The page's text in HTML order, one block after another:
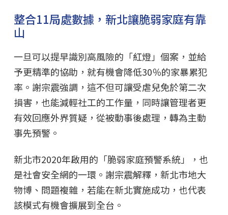
整合11局處數據，新北讓脆弱家庭有靠
山
一旦可以提早識別高風險的「紅燈」個案，並給
予更精準的協助，就有機會降低30％的家暴累犯
率。謝宗震強調，這不但可讓受虐兒免於第二次
損害，也能減輕社工的工作量，同時讓管理者更
有效回應外界質疑，從被動事後處理，轉為主動
事先預警。
新北市2020年啟用的「脆弱家庭預警系統」，也
是社會安全網的一環。謝宗震解釋，新北市地大
物博、問題複雜，若能在新北實施成功，也代表
該模式有機會擴展到全台。